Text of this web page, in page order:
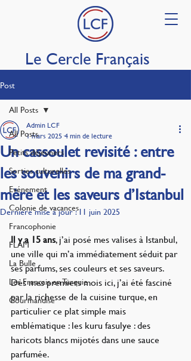
Le Cercle Français
Post
All Posts
Petits déjeuners
Sorties culturelles
Evénement
Colonie de vacances
Francophonie
FLAM
La Bulle
Les Français en Turquie
Gourmandise
All Posts
Un cassoulet revisité : entre
les souvenirs de ma grand-
mère et les saveurs d’Istanbul
Admin LCF
1 mars 2025 4 min de lecture
Dernière mise à jour :11 juin 2025
Il y a 15 ans, j’ai posé mes valises à Istanbul,
une ville qui m’a immédiatement séduit par
ses parfums, ses couleurs et ses saveurs.
Dès mes premiers mois ici, j’ai été fasciné
par la richesse de la cuisine turque, en
particulier ce plat simple mais
emblématique : les kuru fasulye : des
haricots blancs mijotés dans une sauce
parfumée.